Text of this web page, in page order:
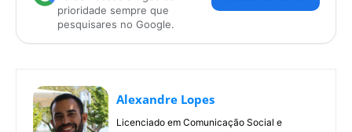
prioridade sempre que
pesquisares no Google.
Alexandre Lopes
Licenciado em Comunicação Social e